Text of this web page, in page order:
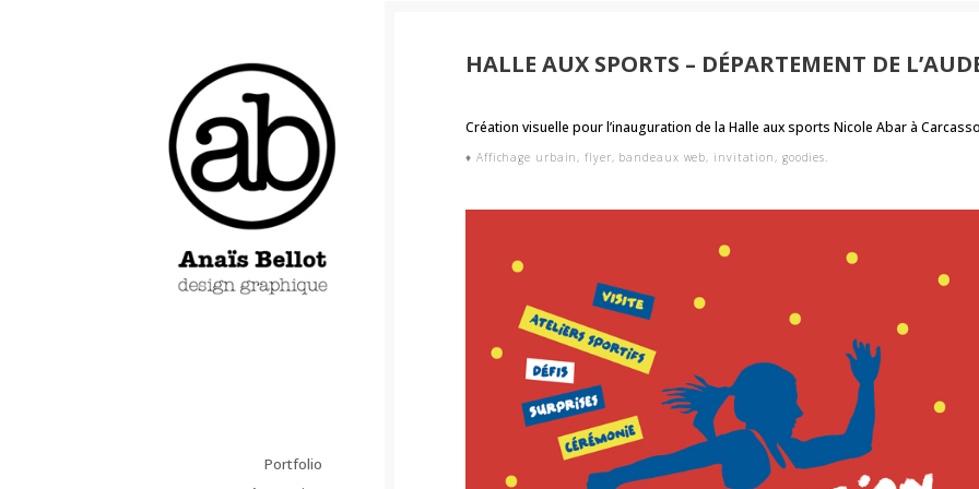
Portfolio
HALLE AUX SPORTS – DÉPARTEMENT DE
Création visuelle pourl’inauguration de la Halle aux sports Nicole Abar à
♦ Affichage urbain, flyer, bandeaux web, invitation, goodies.